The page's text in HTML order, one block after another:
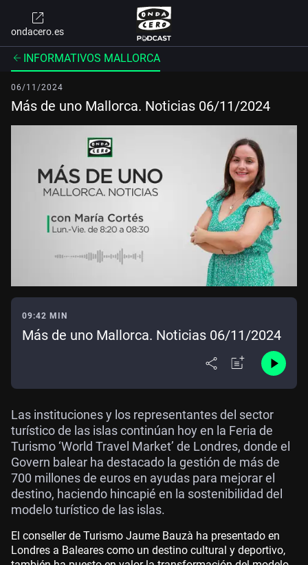
ondacero.es
INFORMATIVOS MALLORCA
06/11/2024
Más de uno Mallorca. Noticias 06/11/2024
09:42 MIN
Más de uno Mallorca. Noticias 06/11/2024
Las instituciones y los representantes del sector
turístico de las islas continúan hoy en la Feria de
Turismo ‘World Travel Market’ de Londres, donde el
Govern balear ha destacado la gestión de más de
700 millones de euros en ayudas para mejorar el
destino, haciendo hincapié en la sostenibilidad del
modelo turístico de las islas.
El conseller de Turismo Jaume Bauzà ha presentado en
Londres a Baleares como un destino cultural y deportivo,